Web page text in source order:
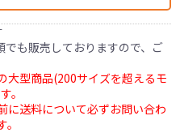
も販売しておりますので、ご
大型商品(200サイズを超えるモ
。
に送料について必ずお問い合わ